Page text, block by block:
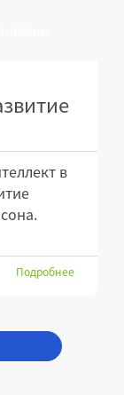
в
Подробнее